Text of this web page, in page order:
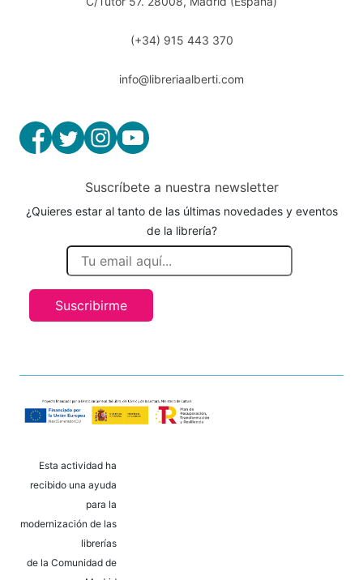
(+34) 915 443 370
info@libreriaalberti.com
Suscríbete a nuestra newsletter
¿Quieres estar al tanto de las últimas novedades y eventos
de la librería?
Suscribirme
Esta actividad ha
recibido una ayuda
para la
modernización de las
librerías
de la Comunidad de